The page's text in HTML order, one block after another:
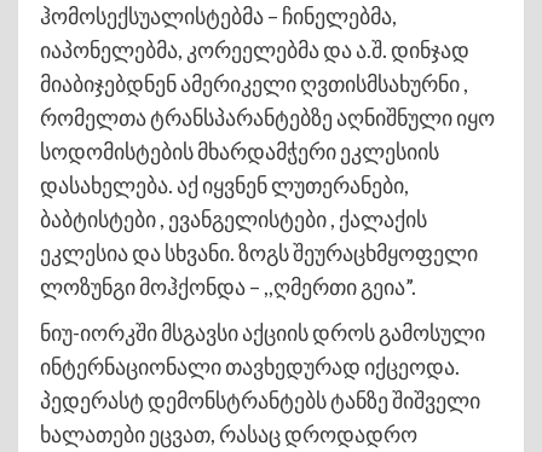
ჰომოსექსუალისტებმა – ჩინელებმა,
იაპონელებმა, კორეელებმა და ა.შ. დინჯად
მიაბიჯებდნენ ამერიკელი ღვთისმსახურნი ,
რომელთა ტრანსპარანტებზე აღნიშნული იყო
სოდომისტების მხარდამჭერი ეკლესიის
დასახელება. აქ იყვნენ ლუთერანები,
ბაბტისტები , ევანგელისტები , ქალაქის
ეკლესია და სხვანი. ზოგს შეურაცხმყოფელი
ლოზუნგი მოჰქონდა – ,,ღმერთი გეია”.
ნიუ-იორკში მსგავსი აქციის დროს გამოსული
ინტერნაციონალი თავხედურად იქცეოდა.
პედერასტ დემონსტრანტებს ტანზე შიშველი
ხალათები ეცვათ, რასაც დროდადრო